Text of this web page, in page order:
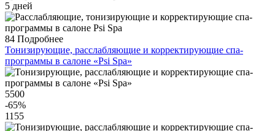
5 дней
84 Подробнее
Тонизирующие, расслабляющие и корректирующие спа-
программы в салоне «Psi Spa»
5500
-65%
1155